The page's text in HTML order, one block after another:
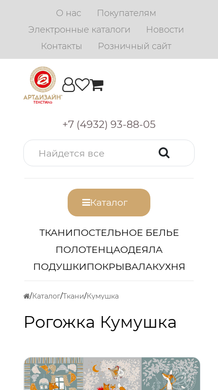
О нас
Покупателям
Электронные каталоги
Новости
Контакты
Розничный сайт
+7 (4932) 93-88-05
Каталог
ТКАНИПОСТЕЛЬНОЕ БЕЛЬЕ
ПОЛОТЕНЦАОДЕЯЛА
ПОДУШКИПОКРЫВАЛАКУХНЯ
Каталог Ткани Кумушка
Рогожка Кумушка